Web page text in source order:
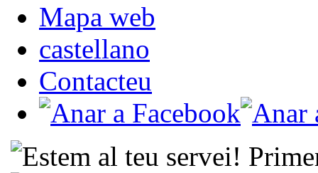
Mapa web
castellano
Contacteu